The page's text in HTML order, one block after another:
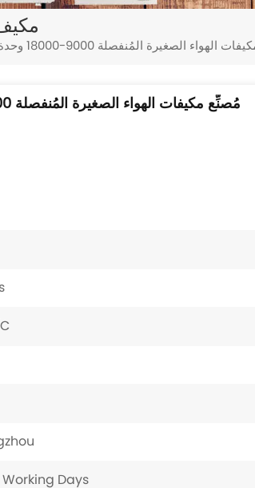
الصغيرة المُنفصلة 9000-18000 وحدة حرارية بريطانية
مُصنِّع مكيفات الهواء الصغيرة المُنفصلة 9000-18000 وحدة حرارية بريطانية
Days